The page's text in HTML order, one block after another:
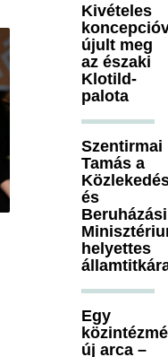
Kivételes
újult meg
az északi
Klotild-
palota
Szentirmai
Tamás a
és
Beruházási
helyettes
Egy
új arca –